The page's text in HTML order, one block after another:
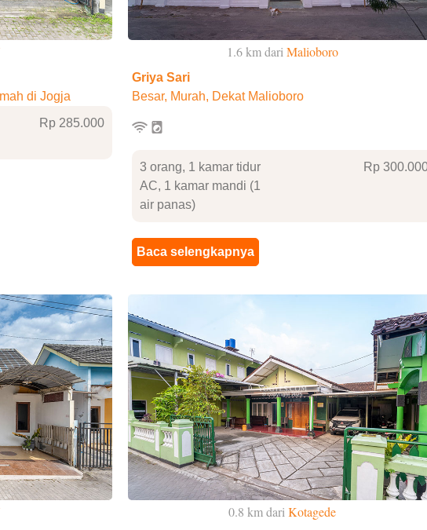
di Jogja
Rp 285.000
1.6 km dari Malioboro
Griya Sari
Besar, Murah, Dekat Malioboro
3 orang, 1 kamar tidur
AC, 1 kamar mandi (1
air panas)
Rp 300
Baca selengkapnya
0.8 km dariKotagede